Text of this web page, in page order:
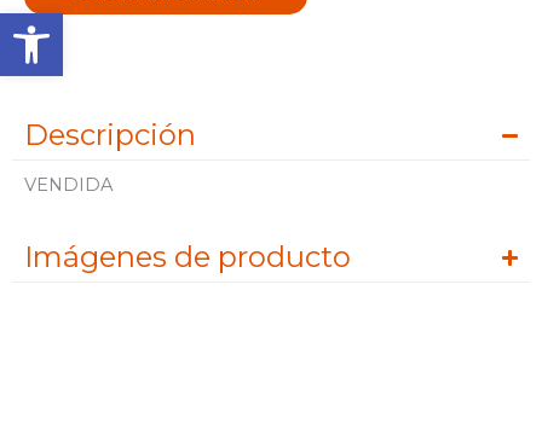
Abrir barra de
Descripción
VENDIDA
Imágenes de producto